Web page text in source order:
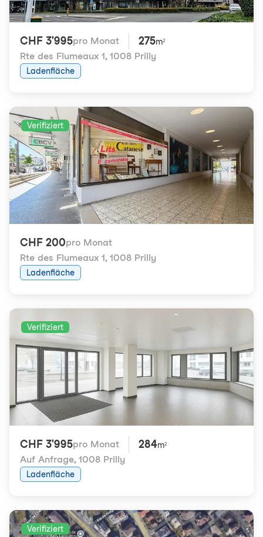
CHF 3'995pro Monat 275m²
Rte des Flumeaux 1, 1008 Prilly
Ladenfläche
Verifiziert
CHF 200pro Monat
Rte des Flumeaux 1, 1008 Prilly
Ladenfläche
Verifiziert
CHF 3'995pro Monat 284m²
Auf Anfrage, 1008 Prilly
Ladenfläche
Verifiziert